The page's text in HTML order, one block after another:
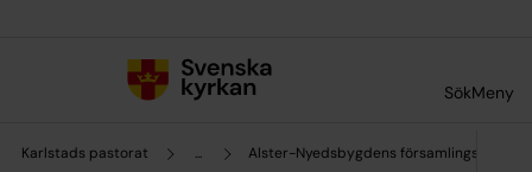
SökMeny
Karlstads pastorat ... Alster-Nyedsbygdens församlingsråd